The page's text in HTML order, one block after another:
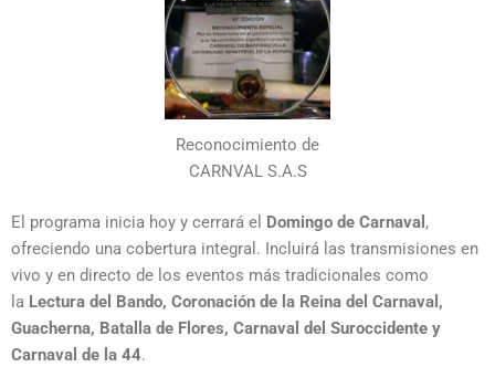
Reconocimiento de
CARNVAL S.A.S
El programa inicia hoy y cerrará el Domingo de Carnaval ,
ofreciendo una cobertura integral. Incluirá las transmisiones en
vivo y en directo de los eventos más tradicionales como
la Lectura del Bando, Coronación de la Reina del Carnaval,
Guacherna, Batalla de Flores, Carnaval del Suroccidente y
Carnaval de la 44.